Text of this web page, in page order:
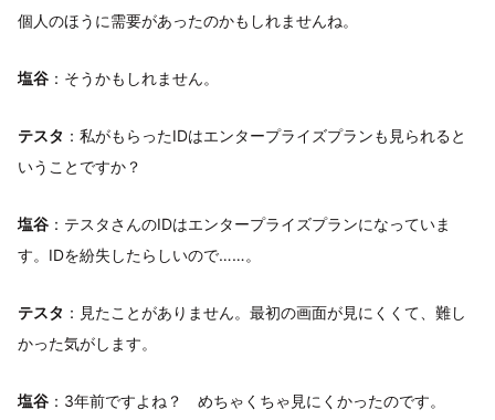
個人のほうに需要があったのかもしれませんね。
塩谷 ：そうかもしれません。
テスタ ：私がもらったIDはエンタープライズプランも見られると
いうことですか？
塩谷 ：テスタさんのIDはエンタープライズプランになっていま
す。IDを紛失したらしいので……。
テスタ ：見たことがありません。最初の画面が見にくくて、難し
かった気がします。
塩谷 ：3年前ですよね？ めちゃくちゃ見にくかったのです。